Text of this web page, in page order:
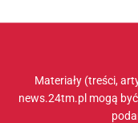
Materiały (treści,
news.24tm.pl mogą